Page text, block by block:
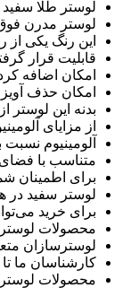
لوستر طلا سفید دارای 5 شاخه و 5
لوستر مدرن
این رنگ یکی
قابلیت قرار
امکان اضافه
امکان حذف آویز
بدنه این لوستر
از مزایای
آلومینیوم
متناسب با
برای اطمینان
لوستر سفید در
برای خرید
محصولات
لوسترسازان
کارشناسان ما
محصولات